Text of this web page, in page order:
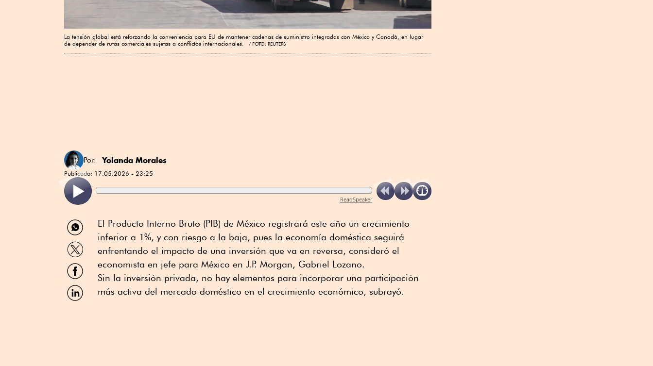
La tensión global está reforzando la conveniencia para EU de mantener cadenas de suministro integradas con México y Canadá, en lugar
de depender de rutas comerciales sujetas a conflictos internacionales.
FOTO: REUTERS
Por: Yolanda Morales
Publicado: 17.05.2026 - 23:25
ReadSpeaker
Compartir
por
WhatsApp
Compartir
por
Twitter
Compartir
por
Facebook
Compartir
por
El Producto Interno Bruto (PIB) de México registrará este año un crecimiento
inferior a 1%, y con riesgo a la baja, pues la economía doméstica seguirá
enfrentando el impacto de una inversión que va en reversa, consideró el
economista en jefe para México en J.P. Morgan, Gabriel Lozano.
Sin la inversión privada, no hay elementos para incorporar una participación
más activa del mercado doméstico en el crecimiento económico, subrayó.